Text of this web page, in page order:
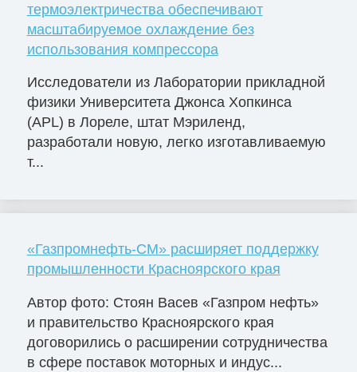
термоэлектричества обеспечивают
масштабируемое охлаждение без
использования компрессора
Исследователи из Лаборатории прикладной
физики Университета Джонса Хопкинса
(APL) в Лореле, штат Мэриленд,
разработали новую, легко изготавливаемую
т...
«Газпромнефть-СМ» расширяет поддержку
промышленности Красноярского края
Автор фото: Стоян Васев «Газпром нефть»
и правительство Красноярского края
договорились о расширении сотрудничества
в сфере поставок моторных и индус...